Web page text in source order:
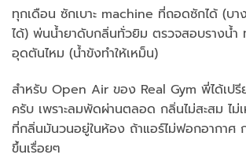
ทุกเดือน ซักเบาะ machine ที่ถอดซักได้ (บา
ได้) พ่นน้ำยาดับกลิ่นทั่วยิม ตรวจสอบรางน้ำ
อุดตันไหม (น้ำขังทำให้เหม็น)
สำหรับ Open Air ของ Real Gym พี่ได้เปรี
ครับ เพราะลมพัดผ่านตลอด กลิ่นไม่สะสม ไม่
ที่กลิ่นมันวนอยู่ในห้อง ถ้าแอร์ไม่ฟอกอากาศ
ขึ้นเรื่อยๆ